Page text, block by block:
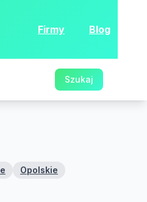
Firmy Blog
Szukaj
Opolskie